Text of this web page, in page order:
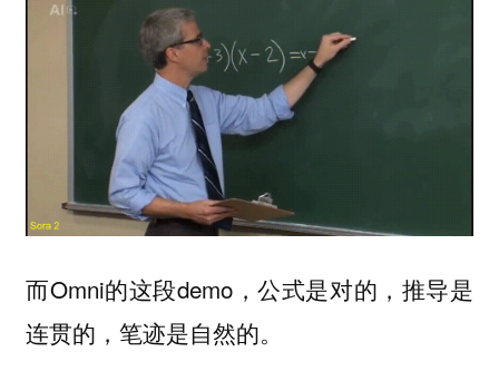
而Omni的这段demo，公式是对的，推导是
连贯的，笔迹是自然的。